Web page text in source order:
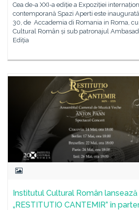
Cea de-a XXI-a ediție a Expoziției
contemporană Spazi Aperti este
30, de Accademia di Romania in Roma,
Cultural Român și sub patronajul
Ediția
Institutul Cultural Român
„RESTITUTIO CANTEMIR” în